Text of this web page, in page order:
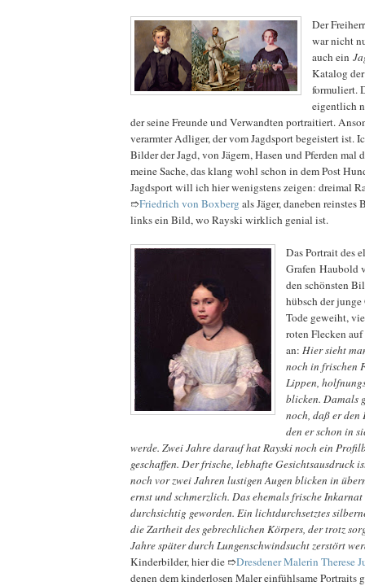
Der
war nicht
auch ein
Katalog
formuliert.
eigentlich
der seine Freunde und Verwandten portraitiert.
verarmter Adliger, der vom Jagdsport begeistert ist.
Bilder der Jagd, von Jägern, Hasen und Pferden mal
meine Sache, das klang wohl schon in dem Post
Jagdsport will ich hier wenigstens zeigen: dreimal
➱Friedrich von Boxberg als Jäger, daneben reinstes
links ein Bild, wo Rayski wirklich genial ist.
Das Portrait des
Grafen Haubold
den schönsten
hübsch der
Tode geweiht,
roten Flecken
an: Hier sieht
noch in frischen
Lippen,
blicken. Damals
noch, daß er
den er schon in
werde. Zwei Jahre darauf hat Rayski noch ein
geschaffen. Der frische, lebhafte Gesichtsausdruck
noch vor zwei Jahren lustigen Augen blicken in
ernst und schmerzlich. Das ehemals frische
durchsichtig geworden. Ein lichtdurchsetztes
die Zartheit des gebrechlichen Körpers, der trotz
Jahre später durch Lungenschwindsucht zerstört
Kinderbilder, hier die ➱Dresdener Malerin Therese
denen dem kinderlosen Maler einfühlsame Portraits